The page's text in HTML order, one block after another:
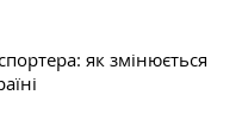
як змінюється